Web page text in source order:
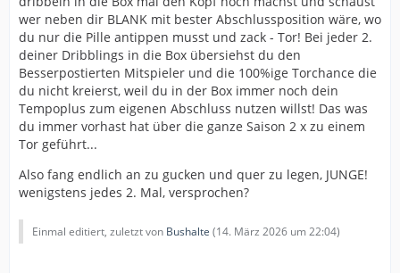
wer neben dir BLANK mit bester Abschlussposition wäre, wo
du nur die Pille antippen musst und zack - Tor! Bei jeder 2.
deiner Dribblings in die Box übersiehst du den
Besserpostierten Mitspieler und die 100%ige Torchance die
du nicht kreierst, weil du in der Box immer noch dein
Tempoplus zum eigenen Abschluss nutzen willst! Das was
du immer vorhast hat über die ganze Saison 2 x zu einem
Tor geführt...
Also fang endlich an zu gucken und quer zu legen, JUNGE!
wenigstens jedes 2. Mal, versprochen?
Einmal editiert, zuletzt von Bushalte (14. März 2026 um 22:04)